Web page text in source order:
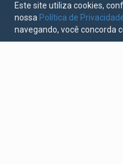
Este site utiliza cookies,
nossa Política de
navegando, você concorda